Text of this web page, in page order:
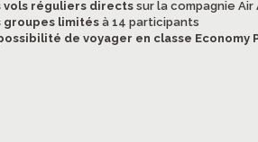
vols réguliers directssur la compagnie Air
groupes limitésà 14 participants
de voyager en classe Economy